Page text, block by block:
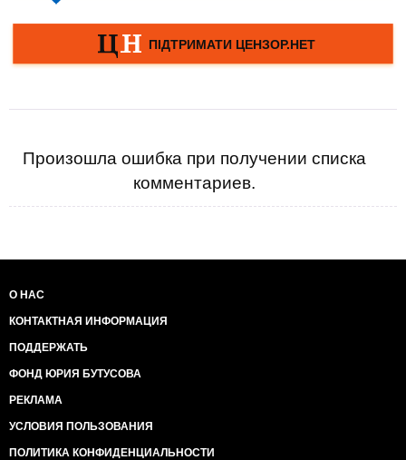
Произошла ошибка при получении списка
комментариев.
О НАС
КОНТАКТНАЯ ИНФОРМАЦИЯ
ПОДДЕРЖАТЬ
ФОНД ЮРИЯ БУТУСОВА
РЕКЛАМА
УСЛОВИЯ ПОЛЬЗОВАНИЯ
ПОЛИТИКА КОНФИДЕНЦИАЛЬНОСТИ